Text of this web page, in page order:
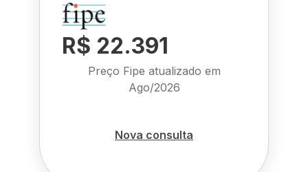
R$ 22.391
Preço Fipe atualizado em
Ago/2026
Nova consulta